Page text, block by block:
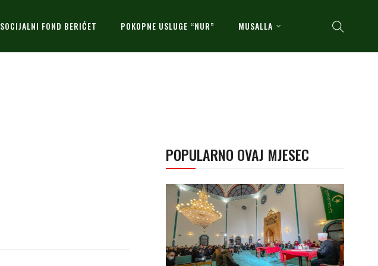
SOCIJALNI FOND BERIĆET POKOPNE USLUGE “NUR” MUSALLA
POPULARNO OVAJ MJESEC